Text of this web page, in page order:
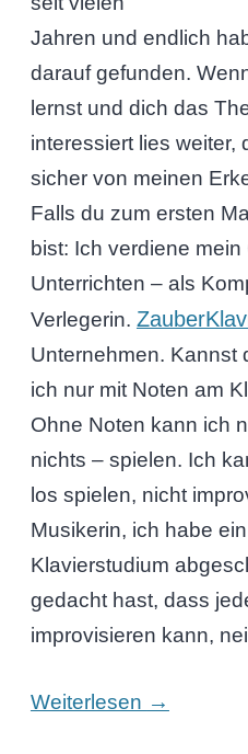
Jahren und endlich
darauf gefunden.
lernst und dich das
interessiert lies weiter,
sicher von meinen
Falls du zum ersten
bist: Ich verdiene
Unterrichten – als
Verlegerin.
Unternehmen. Kannst
ich nur mit Noten am
Ohne Noten kann ich
nichts – spielen. Ich
los spielen, nicht
Musikerin, ich habe
Klavierstudium
gedacht hast, dass
improvisieren kann,
Weiterlesen →